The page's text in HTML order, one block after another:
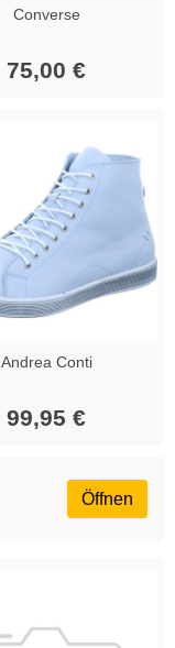
Converse
75,00 €
Andrea Conti
99,95 €
Öffnen